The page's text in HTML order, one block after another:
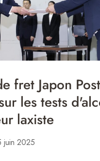
fret Japon Post
les tests
laxiste
juin 2025